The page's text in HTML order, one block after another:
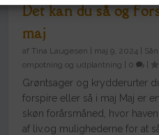
Det kan du så og
maj
af Tina Laugesen maj 9, 2024
ompotning og udplantning
0
Grøntsager og krydderurter
forspire eller så i maj Maj er
skøn forårsmåned, hvor
af liv,og mulighederne for at